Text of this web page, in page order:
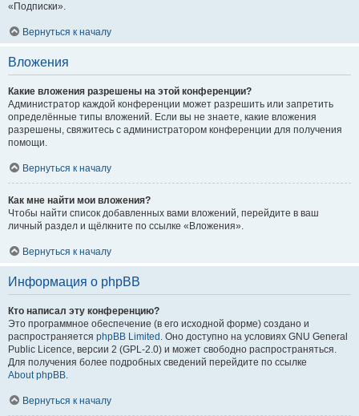
«Подписки».
Вернуться к началу
Вложения
Какие вложения разрешены на этой конференции?
Администратор каждой конференции может разрешить или запретить
определённые типы вложений. Если вы не знаете, какие вложения
разрешены, свяжитесь с администратором конференции для получения
помощи.
Вернуться к началу
Как мне найти мои вложения?
Чтобы найти список добавленных вами вложений, перейдите в ваш
личный раздел и щёлкните по ссылке «Вложения».
Вернуться к началу
Информация о phpBB
Кто написал эту конференцию?
Это программное обеспечение (в его исходной форме) создано и
распространяется phpBB Limited . Оно доступно на условиях GNU General
Public Licence, версии 2 (GPL-2.0) и может свободно распространяться.
Для получения более подробных сведений перейдите по ссылке
About phpBB.
Вернуться к началу